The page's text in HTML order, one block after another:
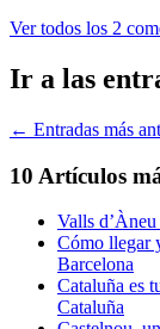
Ver todos los 2
Ir a las
← Entradas más
10 Artículos
Valls
Cómo llegar
Barcelona
Cataluña es
Cataluña